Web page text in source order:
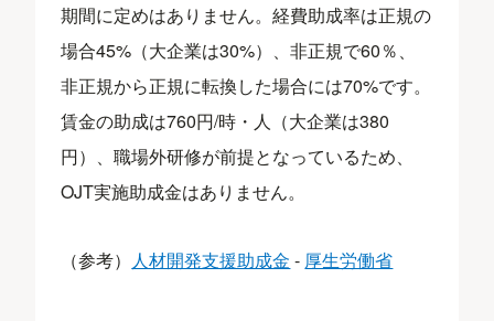
期間に定めはありません。経費助成率は正規の
場合45%（大企業は30%）、非正規で60％、
非正規から正規に転換した場合には70%です。
賃金の助成は760円/時・人（大企業は380
円）、職場外研修が前提となっているため、
OJT実施助成金はありません。
（参考） 人材開発支援助成金 - 厚生労働省